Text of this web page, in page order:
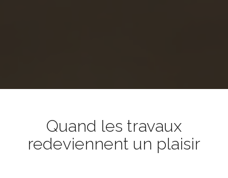
Quand les travaux
redeviennent un plaisir